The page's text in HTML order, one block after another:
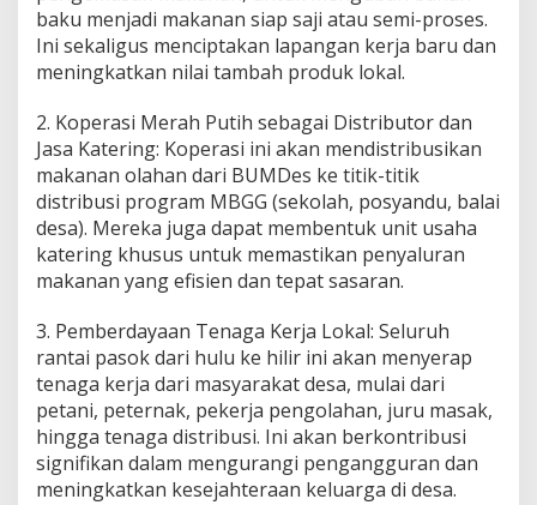
baku menjadi makanan siap saji atau semi-proses.
Ini sekaligus menciptakan lapangan kerja baru dan
meningkatkan nilai tambah produk lokal.
2. Koperasi Merah Putih sebagai Distributor dan
Jasa Katering: Koperasi ini akan mendistribusikan
makanan olahan dari BUMDes ke titik-titik
distribusi program MBGG (sekolah, posyandu, balai
desa). Mereka juga dapat membentuk unit usaha
katering khusus untuk memastikan penyaluran
makanan yang efisien dan tepat sasaran.
3. Pemberdayaan Tenaga Kerja Lokal: Seluruh
rantai pasok dari hulu ke hilir ini akan menyerap
tenaga kerja dari masyarakat desa, mulai dari
petani, peternak, pekerja pengolahan, juru masak,
hingga tenaga distribusi. Ini akan berkontribusi
signifikan dalam mengurangi pengangguran dan
meningkatkan kesejahteraan keluarga di desa.